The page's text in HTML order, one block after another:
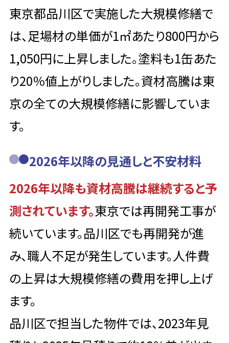
東京都品川区で実施した大規模修繕で
は、足場材の単価が1㎡あたり800円から
1,050円に上昇しました。塗料も1缶あた
り20％値上がりしました。資材高騰は東
京の全ての大規模修繕に影響していま
す。
2026年以降の見通しと不安材料
2026年以降も資材高騰は継続すると予
測されています。東京では再開発工事が
続いています。品川区でも再開発が進
み、職人不足が発生しています。人件費
の上昇は大規模修繕の費用を押し上げ
ます。
品川区で担当した物件では、2023年見